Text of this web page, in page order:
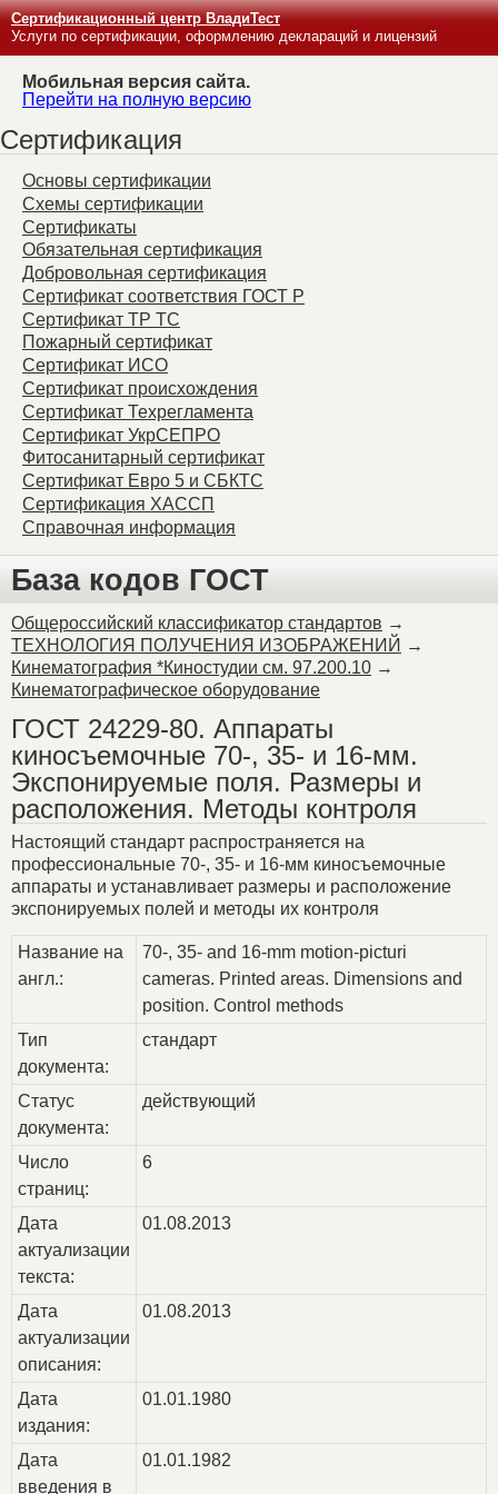
Сертификационный центр ВладиТест
Услуги по сертификации, оформлению деклараций и лицензий
Мобильная версия сайта.
Перейти на полную версию
Сертификация
Основы сертификации
Схемы сертификации
Сертификаты
Обязательная сертификация
Добровольная сертификация
Сертификат соответствия ГОСТ Р
Сертификат ТР ТС
Пожарный сертификат
Сертификат ИСО
Сертификат происхождения
Сертификат Техрегламента
Сертификат УкрСЕПРО
Фитосанитарный сертификат
Сертификат Евро 5 и СБКТС
Сертификация ХАССП
Справочная информация
База кодов ГОСТ
Общероссийский классификатор стандартов →
ТЕХНОЛОГИЯ ПОЛУЧЕНИЯ ИЗОБРАЖЕНИЙ →
Кинематография *Киностудии см. 97.200.10 →
Кинематографическое оборудование
ГОСТ 24229-80. Аппараты
киносъемочные 70-, 35- и 16-мм.
Экспонируемые поля. Размеры и
расположения. Методы контроля
Настоящий стандарт распространяется на
профессиональные 70-, 35- и 16-мм киносъемочные
аппараты и устанавливает размеры и расположение
экспонируемых полей и методы их контроля
Название на
англ.:
70-, 35- and 16-mm motion-picturi
cameras. Printed areas. Dimensions and
position. Control methods
Тип
документа:
стандарт
Статус
документа:
действующий
Число
страниц:
6
Дата
актуализации
текста:
01.08.2013
Дата
актуализации
описания:
01.08.2013
Дата
издания:
01.01.1980
Дата
введения в
01.01.1982